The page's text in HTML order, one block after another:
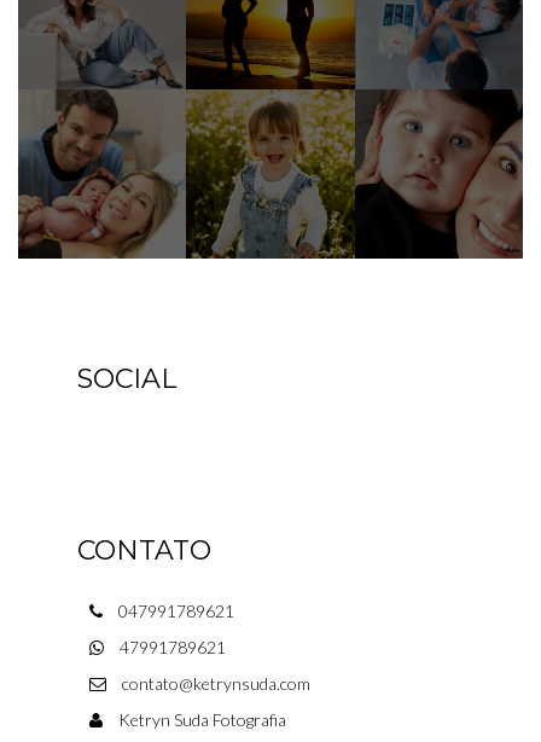
SOCIAL
CONTATO
047991789621
47991789621
contato@ketrynsuda.com
Ketryn Suda Fotografia